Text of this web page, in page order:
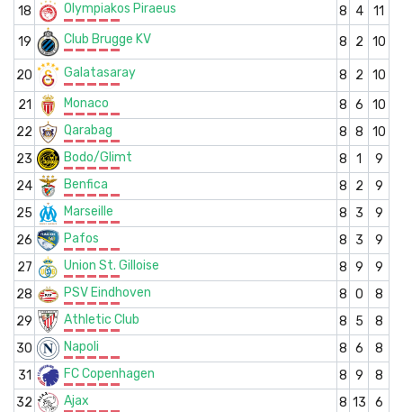
18
Olympiakos Piraeus 8 4
11
19
Club Brugge KV 8 2 10
20 Galatasaray 8 2
10
21
Monaco 8 6
10
22
Qarabag 8 8
10
23
Bodo/Glimt 8 1
9
24
Benfica 8 2
9
25
Marseille 8 3
9
26
Pafos 8 3
9
27
Union St. Gilloise 8 9
9
28
PSV Eindhoven 8 0
8
29
Athletic Club 8 5
8
30
Napoli 8 6
8
31
FC Copenhagen 8 9
8
32
Ajax 8 13
6